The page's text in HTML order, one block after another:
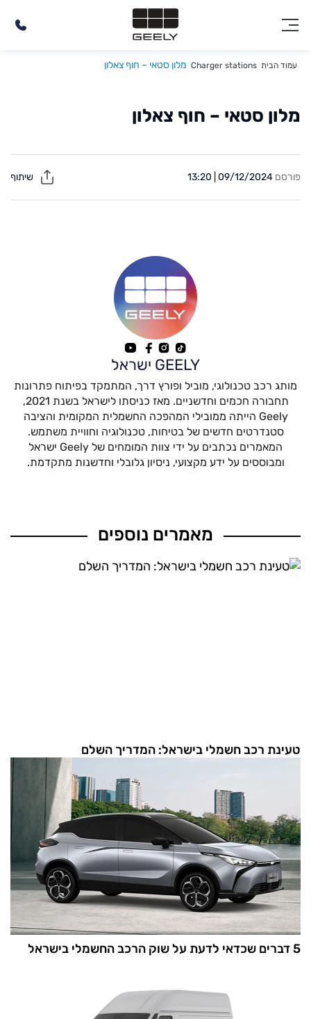
עמוד הבית Charger stations מלון סטאי – חוף צאלון
מלון סטאי – חוף צאלון
פורסם 09/12/2024 | 13:20
GEELY ישראל
מותג רכב טכנולוגי, מוביל ופורץ דרך, המתמקד בפיתוח פתרונות
תחבורה חכמים וחדשניים. מאז כניסתו לישראל בשנת 2021,
Geely הייתה ממובילי המהפכה החשמלית המקומית והציבה
סטנדרטים חדשים של בטיחות, טכנולוגיה וחוויית משתמש.
המאמרים נכתבים על ידי צוות המומחים של Geely ישראל
ומבוססים על ידע מקצועי, ניסיון גלובלי וחדשנות מתקדמת.
מאמרים נוספים
טעינת רכב חשמלי בישראל: המדריך השלם
5 דברים שכדאי לדעת על שוק הרכב החשמלי בישראל